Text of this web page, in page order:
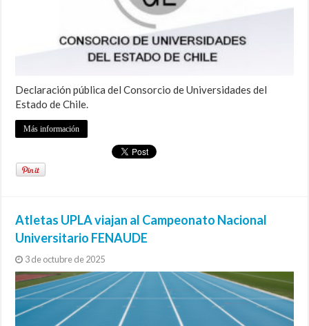
Declaración pública del Consorcio de Universidades del
Estado de Chile.
Más información
Atletas UPLA viajan al Campeonato Nacional
Universitario FENAUDE
3 de octubre de 2025